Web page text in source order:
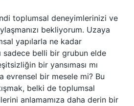
toplumsal deneyimlerinizi ve
bekliyorum. Uzaya
yapılarla ne kadar
sadece belli bir grubun elde
bir yansıması mı
evrensel bir mesele mi? Bu
belki de toplumsal
anlamamıza daha derin bir